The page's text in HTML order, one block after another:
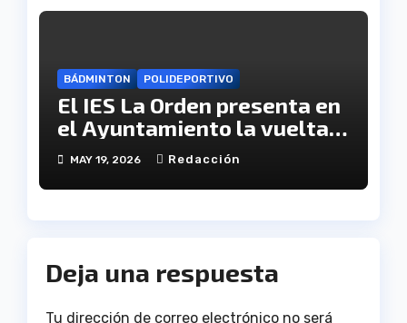
BÁDMINTON POLIDEPORTIVO
El IES La Orden presenta en
el Ayuntamiento la vuelta
de la gran final por el título
de liga
MAY 19, 2026 Redacción
Deja una respuesta
Tu dirección de correo electrónico no será